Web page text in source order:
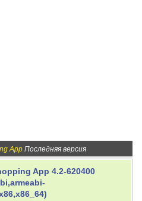
App Последняя версия
App 4.2-620400